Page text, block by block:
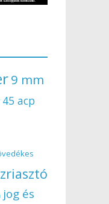
9 mm
45 acp
jog és